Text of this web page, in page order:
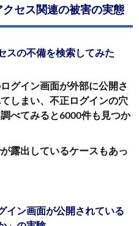
セス関連の被害の実態
スの不備を検索してみた
グイン画面が外部に公開さ
しまい、不正ログインの穴
べてみると6000件も見つか
露出しているケースもあっ
イン画面が公開されている